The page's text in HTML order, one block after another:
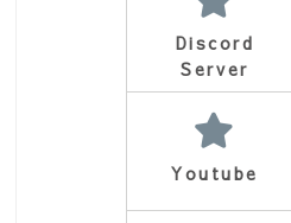
Discord
Server
Youtube